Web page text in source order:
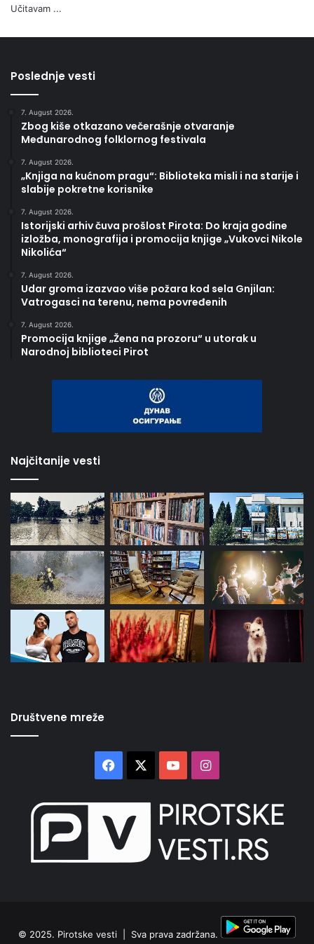
Učitavam ...
Poslednje vesti
7. August 2026.
Zbog kiše otkazano večerašnje otvaranje
Međunarodnog folklornog festivala
7. August 2026.
„Knjiga na kućnom pragu“: Biblioteka misli i na starije i
slabije pokretne korisnike
7. August 2026.
Istorijski arhiv čuva prošlost Pirota: Do kraja godine
izložba, monografija i promocija knjige „Vukovci Nikole
Nikolića“
7. August 2026.
Udar groma izazvao više požara kod sela Gnjilan:
Vatrogasci na terenu, nema povređenih
7. August 2026.
Promocija knjige „Žena na prozoru“ u utorak u
Narodnoj biblioteci Pirot
Najčitanije vesti
Društvene mreže
Facebook YouTubeInstagram
© 2025. Pirotske vesti | Sva prava zadržana.